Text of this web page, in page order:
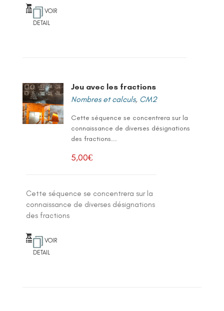
VOIR
DETAIL
Jeu avec les fractions
Nombres et calculs, CM2
Cette séquence se concentrera sur la
connaissance de diverses désignations
des fractions...
5,00€
Cette séquence se concentrera sur la
connaissance de diverses désignations
des fractions
VOIR
DETAIL